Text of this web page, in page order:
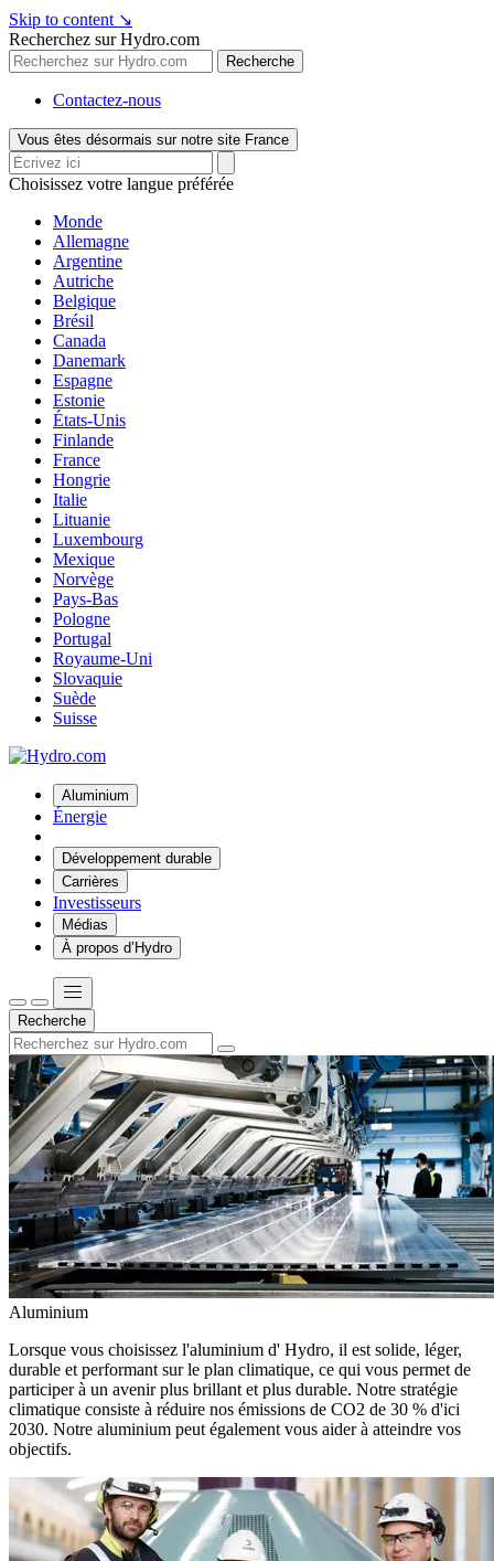
Skip to content ↘
Recherchez sur Hydro.com
Recherche
Contactez-nous
Vous êtes désormais sur notre site France
Choisissez votre langue préférée
Monde
Allemagne
Argentine
Autriche
Belgique
Brésil
Canada
Danemark
Espagne
Estonie
États-Unis
Finlande
France
Hongrie
Italie
Lituanie
Luxembourg
Mexique
Norvège
Pays-Bas
Pologne
Portugal
Royaume-Uni
Slovaquie
Suède
Suisse
Aluminium
Énergie
Développement durable
Carrières
Investisseurs
Médias
À propos d’Hydro
Recherche
Aluminium
Lorsque vous choisissez l'aluminium d' Hydro, il est solide, léger,
durable et performant sur le plan climatique, ce qui vous permet de
participer à un avenir plus brillant et plus durable. Notre stratégie
climatique consiste à réduire nos émissions de CO2 de 30 % d'ici
2030. Notre aluminium peut également vous aider à atteindre vos
objectifs.